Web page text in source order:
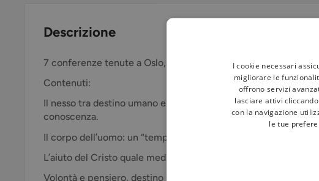
Descrizione
7 conferenze tenute a Oslo, dal 16 al 21 maggio 1923
Contenuti:
Il nesso tra destino umano e destino cosmico quale campo
conoscenza.
Il corpo dell’uomo: un “tempio degli dei"
L’aiuto del Cristo quale mediatore dell’ordinamento morale
Volontà e pensiero, destino passato e futuro dell’uomo
I cookie necessari
migliorare le
offrono servizi
lasciare attivi
con la navigazione
le tue